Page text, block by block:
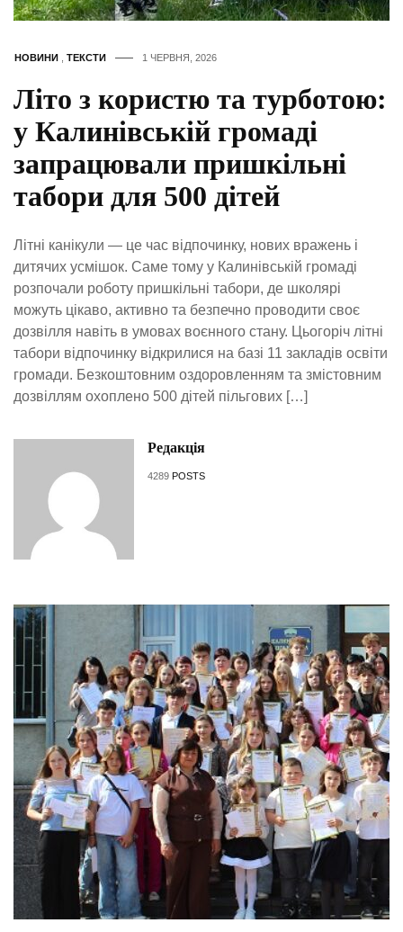
НОВИНИ ТЕКСТИ 1 ЧЕРВНЯ, 2026
Літо з користю та турботою:
у Калинівській громаді
запрацювали пришкільні
табори для 500 дітей
Літні канікули — це час відпочинку, нових вражень і
дитячих усмішок. Саме тому у Калинівській громаді
розпочали роботу пришкільні табори, де школярі
можуть цікаво, активно та безпечно проводити своє
дозвілля навіть в умовах воєнного стану. Цьогоріч літні
табори відпочинку відкрилися на базі 11 закладів освіти
громади. Безкоштовним оздоровленням та змістовним
дозвіллям охоплено 500 дітей пільгових […]
Редакція
4289 POSTS